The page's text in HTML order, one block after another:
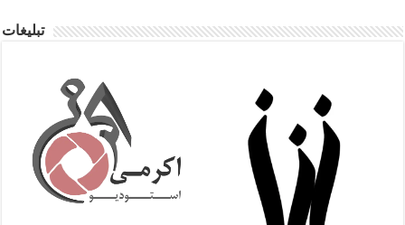
تبلیغات